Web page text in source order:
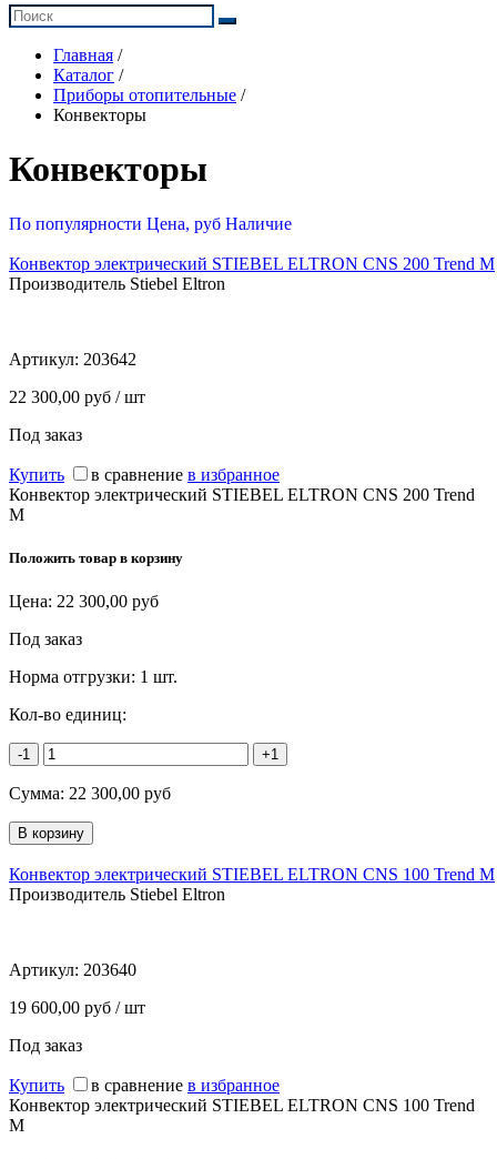
Главная /
Каталог /
Приборы отопительные /
Конвекторы
Конвекторы
По популярности Цена, руб Наличие
Конвектор электрический STIEBEL ELTRON CNS 200 Trend M
Производитель Stiebel Eltron
Артикул: 203642
22 300,00 руб / шт
Под заказ
Купить в сравнение в избранное
Конвектор электрический STIEBEL ELTRON CNS 200 Trend
M
Положить товар в корзину
Цена: 22 300,00 руб
Под заказ
Норма отгрузки: 1 шт.
Кол-во единиц:
-1 +1
Сумма: 22 300,00 руб
Конвектор электрический STIEBEL ELTRON CNS 100 Trend M
Производитель Stiebel Eltron
Артикул: 203640
19 600,00 руб / шт
Под заказ
Купить в сравнение в избранное
Конвектор электрический STIEBEL ELTRON CNS 100 Trend
M